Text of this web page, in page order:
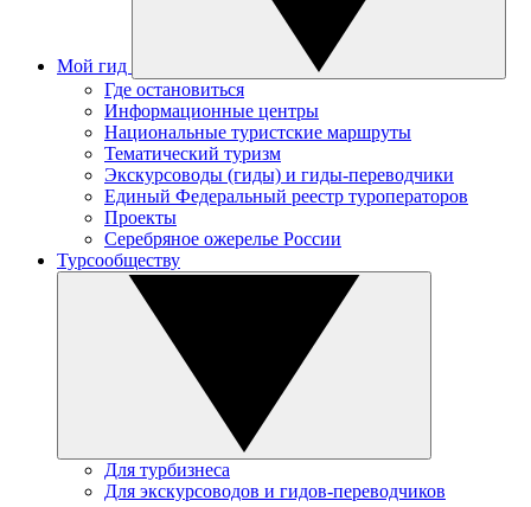
Мой гид
Где остановиться
Информационные центры
Национальные туристские маршруты
Тематический туризм
Экскурсоводы (гиды) и гиды-переводчики
Единый Федеральный реестр туроператоров
Проекты
Серебряное ожерелье России
Турсообществу
Для турбизнеса
Для экскурсоводов и гидов-переводчиков